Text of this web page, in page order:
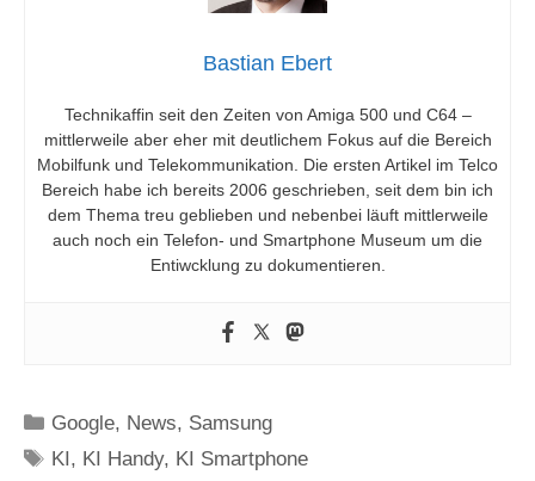
Bastian Ebert
Technikaffin seit den Zeiten von Amiga 500 und C64 –
mittlerweile aber eher mit deutlichem Fokus auf die Bereich
Mobilfunk und Telekommunikation. Die ersten Artikel im Telco
Bereich habe ich bereits 2006 geschrieben, seit dem bin ich
dem Thema treu geblieben und nebenbei läuft mittlerweile
auch noch ein Telefon- und Smartphone Museum um die
Entiwcklung zu dokumentieren.
Kategorien
Google, News, Samsung
Schlagwörter
KI, KI Handy, KI Smartphone